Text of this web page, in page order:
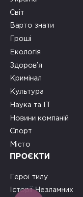
Світ
Варто знати
Гроші
Екологія
Здоров’я
Кримінал
Культура
Наука та ІТ
Новини компаній
Спорт
Місто
ПРОЄКТИ
Герої тилу
Історії Незламних